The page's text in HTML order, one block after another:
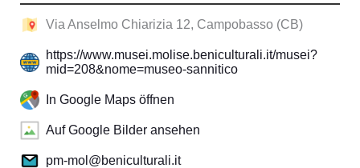
Via Anselmo Chiarizia 12, Campobasso (CB)
https://www.musei.molise.beniculturali.it/musei?
mid=208&nome=museo-sannitico
In Google Maps öffnen
Auf Google Bilder ansehen
pm-mol@beniculturali.it